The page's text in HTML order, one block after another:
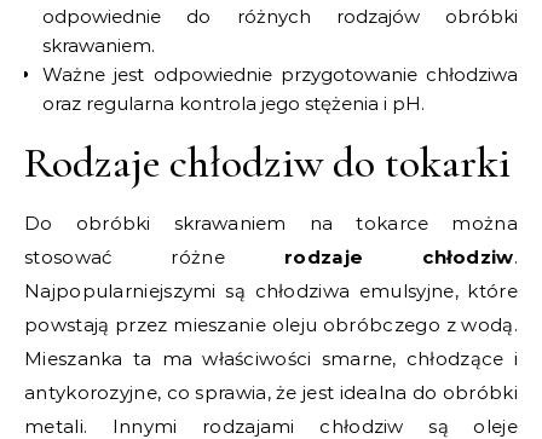
odpowiednie do różnych rodzajów obróbki
skrawaniem.
Ważne jest odpowiednie przygotowanie chłodziwa
oraz regularna kontrola jego stężenia i pH.
Rodzaje chłodziw do tokarki
Do obróbki skrawaniem na tokarce można
stosować różne rodzaje chłodziw.
Najpopularniejszymi są chłodziwa emulsyjne, które
powstają przez mieszanie oleju obróbczego z wodą.
Mieszanka ta ma właściwości smarne, chłodzące i
antykorozyjne, co sprawia, że jest idealna do obróbki
metali. Innymi rodzajami chłodziw są oleje